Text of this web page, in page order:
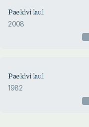
Paekivi laul
2008
Paekivi laul
1982